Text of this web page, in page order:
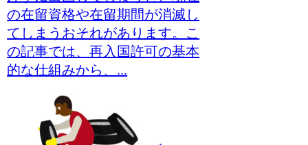
の在留資格や在留期間が消滅し
てしまうおそれがあります。こ
の記事では、再入国許可の基本
的な仕組みから、...